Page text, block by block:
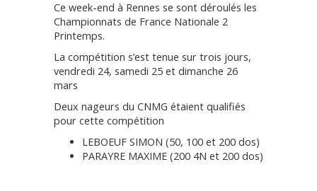
Ce week-end à Rennes se sont déroulés les
Championnats de France Nationale 2
Printemps.
La compétition s’est tenue sur trois jours,
vendredi 24, samedi 25 et dimanche 26
mars
Deux nageurs du CNMG étaient qualifiés
pour cette compétition
LEBOEUF SIMON (50, 100 et 200 dos)
PARAYRE MAXIME (200 4N et 200 dos)